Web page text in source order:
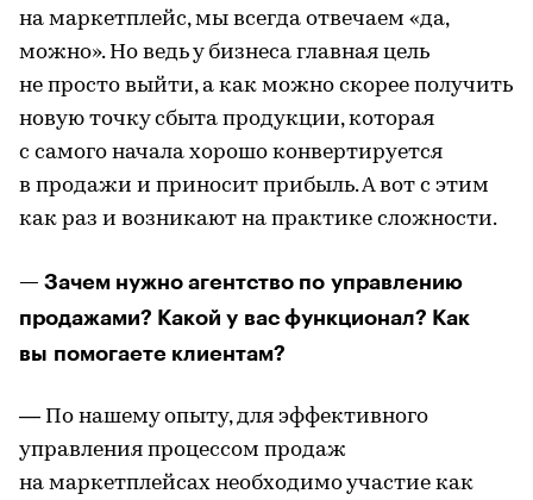
на маркетплейс, мы всегда отвечаем «да,
можно». Но ведь у бизнеса главная цель
не просто выйти, а как можно скорее получить
новую точку сбыта продукции, которая
с самого начала хорошо конвертируется
в продажи и приносит прибыль. А вот с этим
как раз и возникают на практике сложности.
— Зачем нужно агентство по управлению
продажами? Какой у вас функционал? Как
вы помогаете клиентам?
— По нашему опыту, для эффективного
управления процессом продаж
на маркетплейсах необходимо участие как